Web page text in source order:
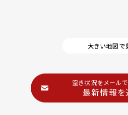
大きい地図で
空き状況をメール
最新情報を